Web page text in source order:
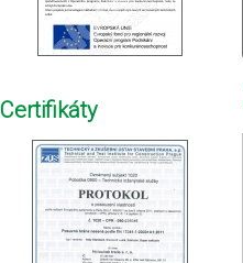
Certifikáty